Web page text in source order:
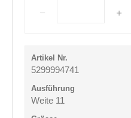
5299994741
Weite 11